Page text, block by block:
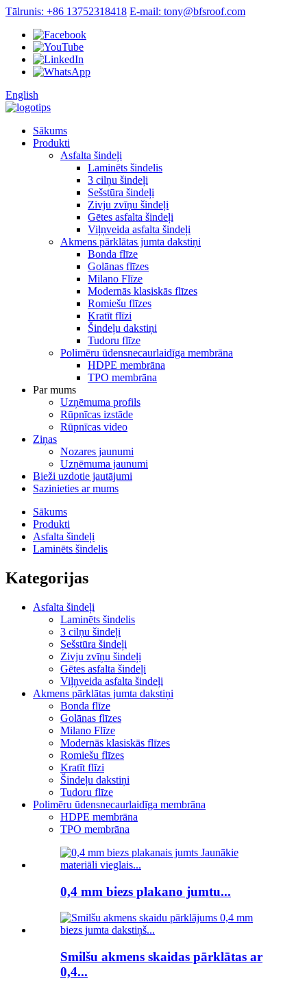
Tālrunis: +86 13752318418 E-mail: tony@bfsroof.com
English
Sākums
Produkti
Asfalta šindeļi
Laminēts šindelis
3 cilņu šindeļi
Sešstūra šindeļi
Zivju zvīņu šindeļi
Gētes asfalta šindeļi
Viļņveida asfalta šindeļi
Akmens pārklātas jumta dakstiņi
Bonda flīze
Golānas flīzes
Milano Flīze
Modernās klasiskās flīzes
Romiešu flīzes
Kratīt flīzi
Šindeļu dakstiņi
Tudoru flīze
Polimēru ūdensnecaurlaidīga membrāna
HDPE membrāna
TPO membrāna
Par mums
Uzņēmuma profils
Rūpnīcas izstāde
Rūpnīcas video
Ziņas
Nozares jaunumi
Uzņēmuma jaunumi
Bieži uzdotie jautājumi
Sazinieties ar mums
Sākums
Produkti
Asfalta šindeļi
Laminēts šindelis
Kategorijas
Asfalta šindeļi
Laminēts šindelis
3 cilņu šindeļi
Sešstūra šindeļi
Zivju zvīņu šindeļi
Gētes asfalta šindeļi
Viļņveida asfalta šindeļi
Akmens pārklātas jumta dakstiņi
Bonda flīze
Golānas flīzes
Milano Flīze
Modernās klasiskās flīzes
Romiešu flīzes
Kratīt flīzi
Šindeļu dakstiņi
Tudoru flīze
Polimēru ūdensnecaurlaidīga membrāna
HDPE membrāna
TPO membrāna
0,4 mm biezs plakano jumtu...
Smilšu akmens skaidas pārklātas ar
0,4...